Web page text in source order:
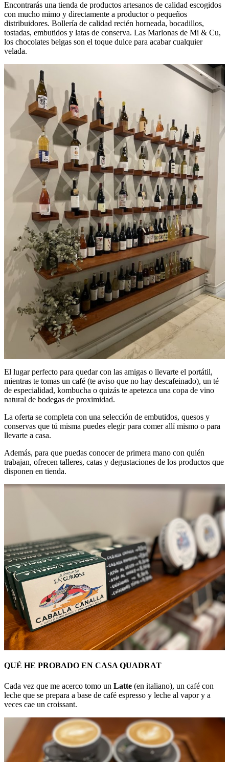
Encontrarás una tienda de productos artesanos de calidad escogidos
con mucho mimo y directamente a productor o pequeños
distribuidores. Bollería de calidad recién horneada, bocadillos,
tostadas, embutidos y latas de conserva. Las Marlonas de Mi & Cu,
los chocolates belgas son el toque dulce para acabar cualquier
velada.
El lugar perfecto para quedar con las amigas o llevarte el portátil,
mientras te tomas un café (te aviso que no hay descafeinado), un té
de especialidad, kombucha o quizás te apetezca una copa de vino
natural de bodegas de proximidad.
La oferta se completa con una selección de embutidos, quesos y
conservas que tú misma puedes elegir para comer allí mismo o para
llevarte a casa.
Además, para que puedas conocer de primera mano con quién
trabajan, ofrecen talleres, catas y degustaciones de los productos que
disponen en tienda.
QUÉ HE PROBADO EN CASA QUADRAT
Cada vez que me acerco tomo un Latte (en italiano), un café con
leche que se prepara a base de café espresso y leche al vapor y a
veces cae un croissant.